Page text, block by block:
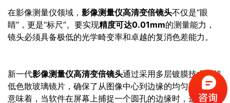
在影像测量仪领域， 影像测量仪高清变倍镜头不仅是“眼
睛”，更是“标尺”。要实现精度可达0.01mm的测量能力，
镜头必须具备极低的光学畸变率和卓越的复消色差能力。
新一代影像测量仪高清变倍镜头通过采用多层镀膜技术与超
低色散玻璃镜片，确保了从图像中心到边缘的均匀画质。这
意味着，当软件在屏幕上捕捉一个圆孔的边缘时，这个边缘